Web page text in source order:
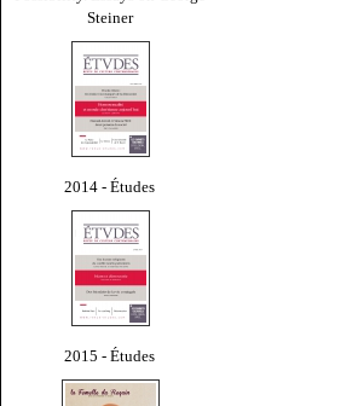
Steiner
2014 - Études
2015 - Études